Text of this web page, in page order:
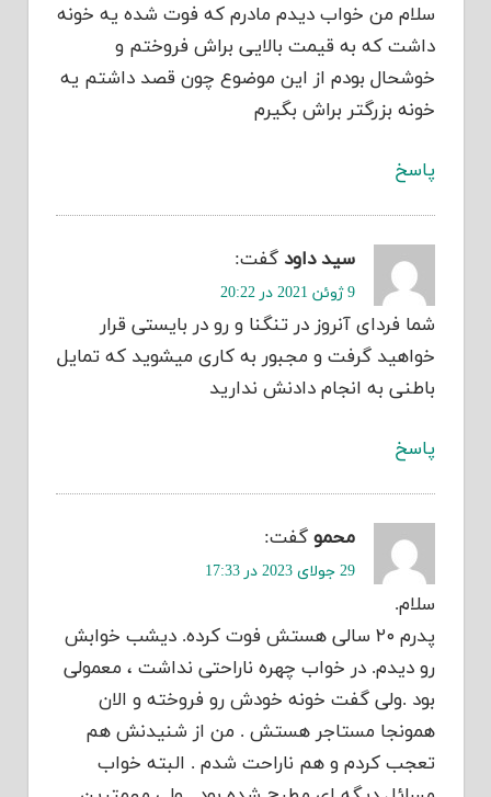
سلام من خواب دیدم مادرم که فوت شده یه خونه
داشت که به قیمت بالایی براش فروختم و
خوشحال بودم از این موضوع چون قصد داشتم یه
خونه بزرگتر براش بگیرم
پاسخ
سید داود گفت:
9 ژوئن 2021 در 20:22
شما فردای آنروز در تنگنا و رو در بایستی قرار
خواهید گرفت و مجبور به کاری میشوید که تمایل
باطنی به انجام دادنش ندارید
پاسخ
محمو گفت:
29 جولای 2023 در 17:33
سلام.
پدرم ۲۰ سالی هستش فوت کرده. دیشب خوابش
رو دیدم. در خواب چهره ناراحتی نداشت ، معمولی
بود .ولی گفت خونه خودش رو فروخته و الان
همونجا مستاجر هستش . من از شنیدنش هم
تعجب کردم و هم ناراحت شدم . البته خواب